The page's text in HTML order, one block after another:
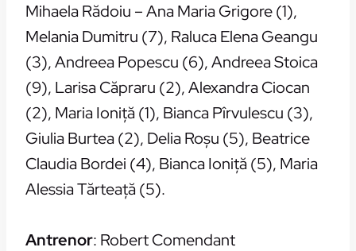
Mihaela Rădoiu – Ana Maria Grigore (1),
Melania Dumitru (7), Raluca Elena Geangu
(3), Andreea Popescu (6), Andreea Stoica
(9), Larisa Căpraru (2), Alexandra Ciocan
(2), Maria Ioniţă (1), Bianca Pîrvulescu (3),
Giulia Burtea (2), Delia Roşu (5), Beatrice
Claudia Bordei (4), Bianca Ioniţă (5), Maria
Alessia Tărteaţă (5).
Antrenor: Robert Comendant